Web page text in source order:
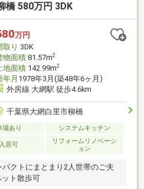
橋 580万円 3DK
万円
取り 3DK
物面積81.57m2
地面積142.99m2
年月1978年3月(築48年6ヶ月)
外房線 大網駅 徒歩4.6km
千葉県大網白里市柳橋
場あり システムキッチン
居可
リフォームリノベーシ
ョン
クトにまとまり2人世帯のご夫
ト散歩可